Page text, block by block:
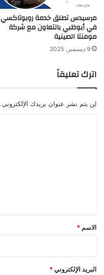
مرسيدس تطلق خدمة روبوتاكسي
في أبوظبي بالتعاون مع شركة
مومنتا الصينية
9 ديسمبر، 2025
اترك تعليقاً
لن يتم نشر عنوان بريدك الإلكتروني.
*
الاسم *
البريد الإلكتروني *